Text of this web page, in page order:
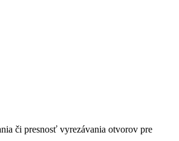
či presnosť vyrezávania otvorov pre